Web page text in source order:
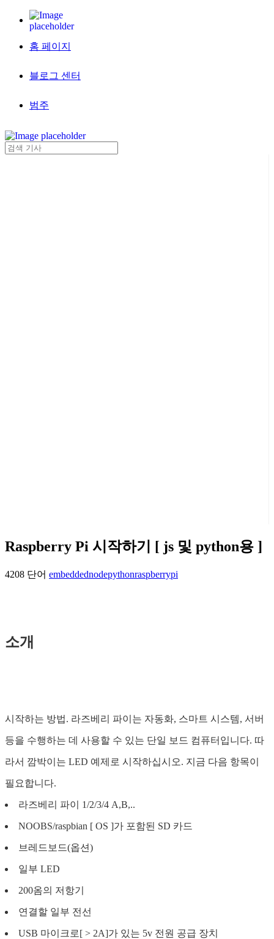
홈 페이지
블로그 센터
범주
Raspberry Pi 시작하기 [ js 및 python용 ]
4208 단어 embeddednodepythonraspberrypi
소개
시작하는 방법. 라즈베리 파이는 자동화, 스마트 시스템, 서버
등을 수행하는 데 사용할 수 있는 단일 보드 컴퓨터입니다. 따
라서 깜박이는 LED 예제로 시작하십시오. 지금 다음 항목이
필요합니다.
라즈베리 파이 1/2/3/4 A,B,..
NOOBS/raspbian [ OS ]가 포함된 SD 카드
브레드보드(옵션)
일부 LED
200옴의 저항기
연결할 일부 전선
USB 마이크로[ > 2A]가 있는 5v 전원 공급 장치